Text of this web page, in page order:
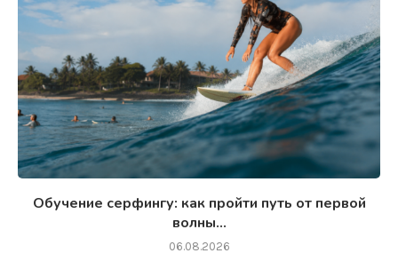
Обучение серфингу: как пройти путь от первой
волны...
06.08.2026